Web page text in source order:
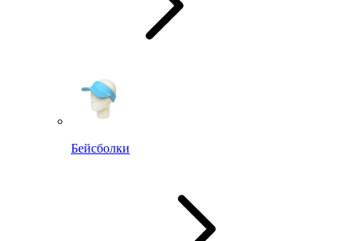
Бейсболки